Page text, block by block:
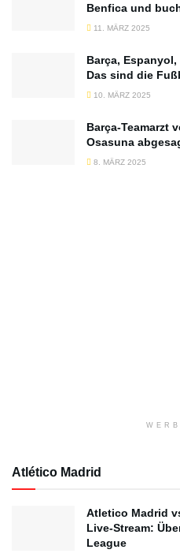
Benfica und
11. MÄRZ 2025
Barça,
Das sind die
10. MÄRZ 2025
Barça-Teamarzt
Osasuna
8. MÄRZ 2025
Atlético Madrid
Atletico Madrid
Live-Stream:
League